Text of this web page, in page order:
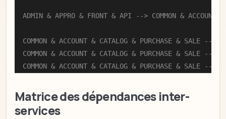
ADMIN & APPRO & FRONT & API --> COMMON & ACCOUNT
COMMON & ACCOUNT & CATALOG & PURCHASE & SALE -->
COMMON & ACCOUNT & CATALOG & PURCHASE & SALE -->
COMMON & ACCOUNT & CATALOG & PURCHASE & SALE -->
Matrice des dépendances inter-
services